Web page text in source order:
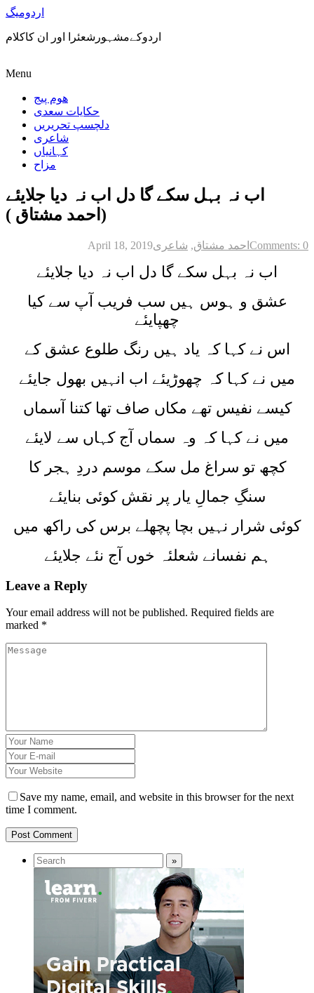
اردومیگ
اردوکےمشہورشعئرا اور ان کاکلام
Menu
ھوم پیج
حکایات سعدی
دلچسپ تحریریں
شاعری
کہانیاں
مزاح
اب نہ بہل سکے گا دل اب نہ دیا جلایئے
(احمد مشتاق )
April 18, 2019 احمد مشتاق, شاعری Comments: 0
اب نہ بہل سکے گا دل اب نہ دیا جلایئے
عشق و ہوس ہیں سب فریب آپ سے کیا
چھپایئے
اس نے کہا کہ یاد ہیں رنگ طلوع عشق کے
میں نے کہا کہ چھوڑیئے اب انہیں بھول جایئے
کیسے نفیس تھے مکاں صاف تھا کتنا آسماں
میں نے کہا کہ وہ سماں آج کہاں سے لایئے
کچھ تو سراغ مل سکے موسم دردِ ہجر کا
سنگِ جمالِ یار پر نقش کوئی بنایئے
کوئی شرار نہیں بچا پچھلے برس کی راکھ میں
ہم نفسانے شعلئہ خوں آج نئے جلایئے
Leave a Reply
Your email address will not be published. Required fields are
marked *
Save my name, email, and website in this browser for the next
time I comment.